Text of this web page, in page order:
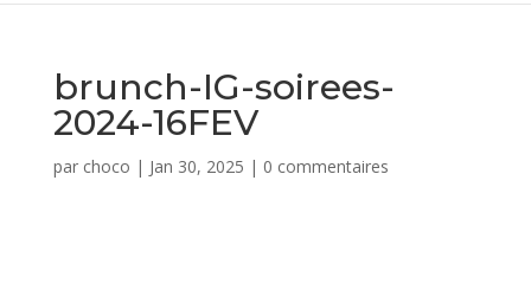
brunch-IG-soirees-
2024-16FEV
par choco | Jan 30, 2025 | 0 commentaires